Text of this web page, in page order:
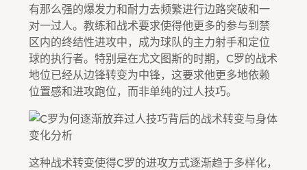
有那么强的爆发力和耐力去频繁进行边路突破和一
对一过人。教练和战术要求使得他更多的参与到禁
区内的终结性进攻中，成为球队的主力射手和定位
球的执行者。特别是在尤文图斯的时期，C罗的战术
地位已经从边锋转变为中锋，这要求他更多地依赖
位置感和进攻跑位，而非单纯的过人技巧。
这种战术转变使得C罗的进攻方式逐渐趋于多样化，